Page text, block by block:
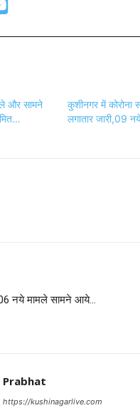
और सामने
कुशीनगर में कोरोना
लगातार जारी,09
नये मामले सामने आये…
Prabhat
https://kushinagarlive.com